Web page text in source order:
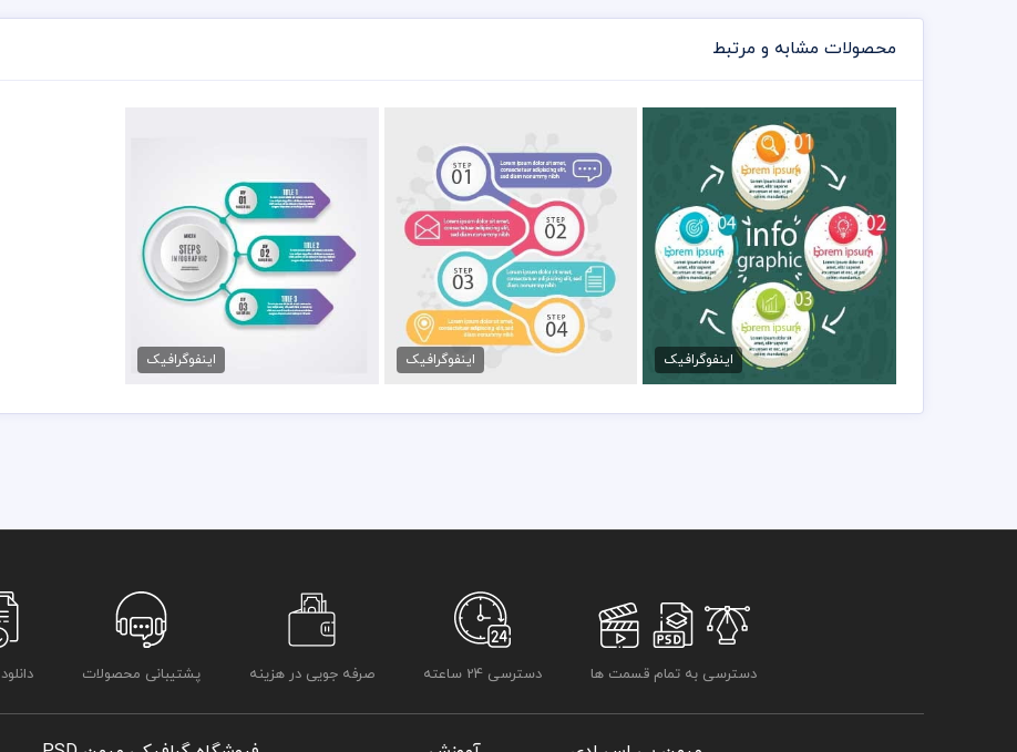
سعی شده بهترین و کامل ترین فایل و طرح های لایه باز اینفوگرافیک برای
در طرح های خود از آن بهره ببرید
در قسمت وکتور ابعاد و سایز بصورت پیش فرض تعریف شده است که به شما
نمایی داشته باشید
برای استفاده از وکتورهای موجود باید از برنامه ایلستریتور استفاده
قرار داده شده است
رعایت کلیه موارد و قوانین وب سایت بر عهده خریدار و مصرف کننده می باشد
محصولات مشابه و مرتبط
دانلود اینفوگرافیک آموزشی
40,000 تومان
اینفوگرافیک
دانلود اینفوگرافیک کسب و کار
40,000 تومان
اینفوگرافیک
دانلود اینفوگرافیک موفقیت
40,000 تومان
اینفوگرافیک
دسترسی به تمام قسمت ها دسترسی 24 ساعته صرفه جویی در هزینه پشتیبانی محصولات